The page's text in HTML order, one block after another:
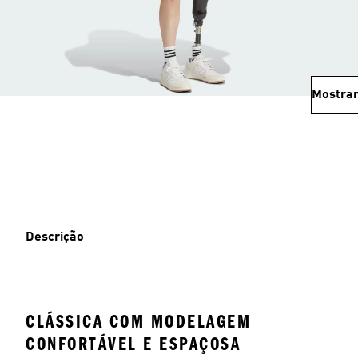
Descrição
CLÁSSICA COM MODELAGEM
CONFORTÁVEL E ESPAÇOSA